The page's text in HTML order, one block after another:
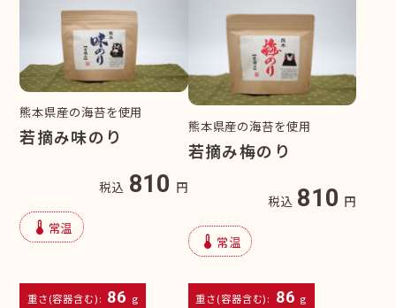
熊本県産の海苔を使用
若摘み味のり
税込 810 円
device_thermostat 常温
重さ(容器含む): 86 g
熊本県産の海苔を使用
若摘み梅のり
税込 810 円
device_thermostat 常温
重さ(容器含む): 86 g